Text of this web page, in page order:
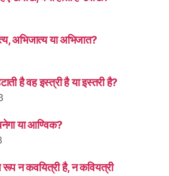
अभिजात्य या अभिजात?
है वह इस्त्री है या इस्तरी है?
या आण्विक?
न कवयित्री है, न कवियत्री